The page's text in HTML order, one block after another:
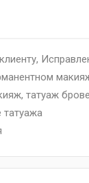
,
, татуаж
татуажа